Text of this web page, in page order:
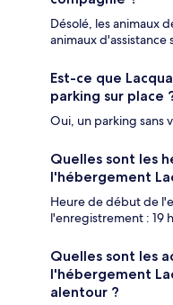
Désolé, les animaux
animaux d'assistance
Est-ce que
parking sur place
Oui, un parking sans
Quelles sont les
l'hébergement
Heure de début de
l'enregistrement : 19
Quelles sont les
l'hébergement
alentour ?